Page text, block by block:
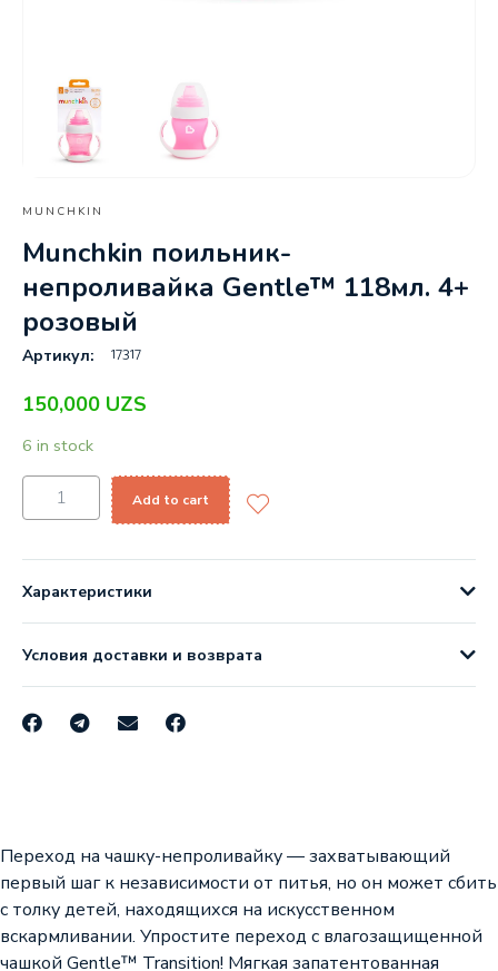
MUNCHKIN
Munchkin поильник-
непроливайка Gentle™ 118мл. 4+
розовый
Артикул: 17317
150,000 UZS
6 in stock
Add to cart
Характеристики
Условия доставки и возврата
Переход на чашку-непроливайку — захватывающий
первый шаг к независимости от питья, но он может сбить
с толку детей, находящихся на искусственном
вскармливании. Упростите переход с влагозащищенной
чашкой Gentle™ Transition! Мягкая запатентованная